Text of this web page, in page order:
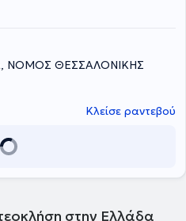
ΝΟΜΟΣ ΘΕΣΣΑΛΟΝΙΚΗΣ
Κλείσε ραντεβού
στην Ελλάδα